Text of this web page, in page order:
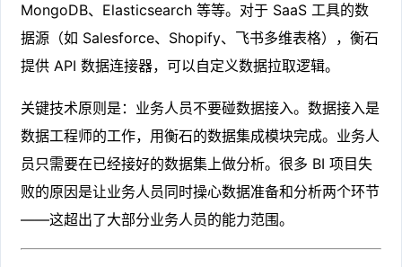
MongoDB、Elasticsearch 等等。对于 SaaS 工具的数
据源（如 Salesforce、Shopify、飞书多维表格），衡石
提供 API 数据连接器，可以自定义数据拉取逻辑。
关键技术原则是：业务人员不要碰数据接入。数据接入是
数据工程师的工作，用衡石的数据集成模块完成。业务人
员只需要在已经接好的数据集上做分析。很多 BI 项目失
败的原因是让业务人员同时操心数据准备和分析两个环节
——这超出了大部分业务人员的能力范围。